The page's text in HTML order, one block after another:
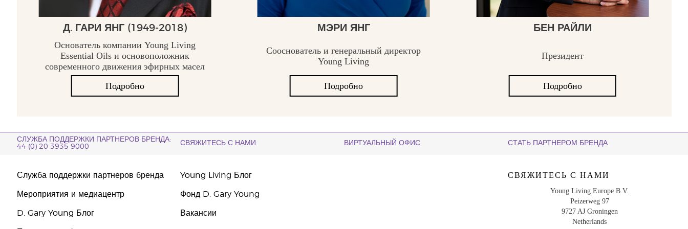
Д. ГАРИ ЯНГ (1949-2018)
Основатель компании Young Living
Essential Oils и основоположник
современного движения эфирных масел
Подробно
МЭРИ ЯНГ
Сооснователь и генеральный директор
Young Living
Подробно
БЕН РАЙЛИ
Президент
Подробно
СЛУЖБА ПОДДЕРЖКИ ПАРТНЕРОВ БРЕНДА:
44 (0) 20 3935 9000
СВЯЖИТЕСЬ С НАМИ ВИРТУАЛЬНЫЙ ОФИС СТАТЬ ПАРТНЕРОМ БРЕНДА
Служба поддержки партнеров бренда
Мероприятия и медиацентр
D. Gary Young Блог
Young Living Блог
Фонд D. Gary Young
Вакансии
СВЯЖИТЕСЬ С НАМИ
Young Living Europe B.V.
Peizerweg 97
9727 AJ Groningen
Netherlands